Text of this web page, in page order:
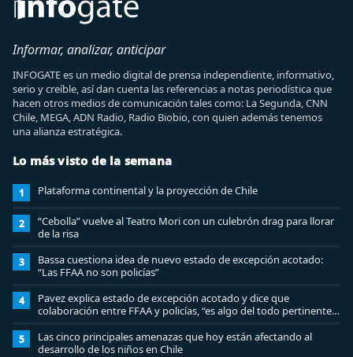
Informar, analizar, anticipar
INFOGATE es un medio digital de prensa independiente, informativo,
serio y creíble, así dan cuenta las referencias a notas periodística que
hacen otros medios de comunicación tales como: La Segunda, CNN
Chile, MEGA, ADN Radio, Radio Biobio, con quien además tenemos
una alianza estratégica.
Lo más visto de la semana
1 Plataforma continental y la proyección de Chile
2
“Cebolla” vuelve al Teatro Mori con un culebrón drag para llorar
de la risa
3
Bassa cuestiona idea de nuevo estado de excepción acotado:
“Las FFAA no son policías”
4
Pavez explica estado de excepción acotado y dice que
colaboración entre FFAA y policías, “es algo del todo pertinente
analizar”
5
Las cinco principales amenazas que hoy están afectando al
desarrollo de los niños en Chile